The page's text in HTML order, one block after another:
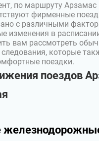
по маршруту Арзамас
фирменные
с различными
изменения в
вам рассмотреть
которые
поездки.
поездов